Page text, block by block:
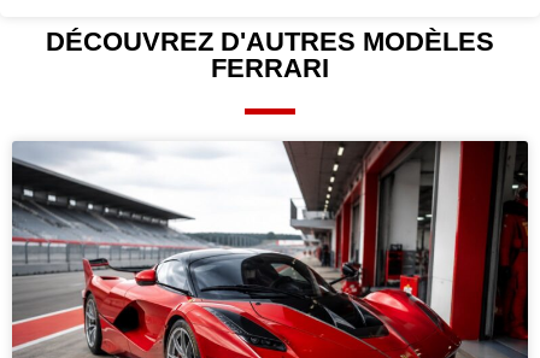
DÉCOUVREZ D'AUTRES MODÈLES
FERRARI